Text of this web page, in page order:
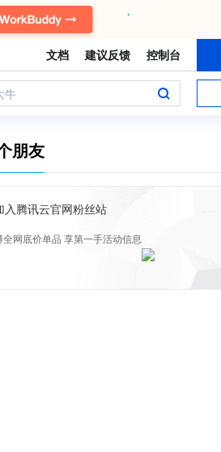
文档 建议反馈 控制台
牛
朋友
入腾讯云官网粉丝站
全网底价单品 享第一手活动信息